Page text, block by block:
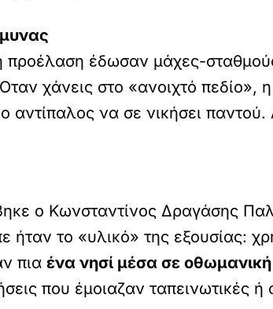
προέλαση έδωσαν μάχες-
χάνεις στο «ανοιχτό πεδίο»,
αντίπαλος να σε νικήσει
ο Κωνσταντίνος Δραγάσης
ήταν το «υλικό» της εξουσίας:
πια ένα νησί μέσα σε
που έμοιαζαν ταπεινωτικές ή